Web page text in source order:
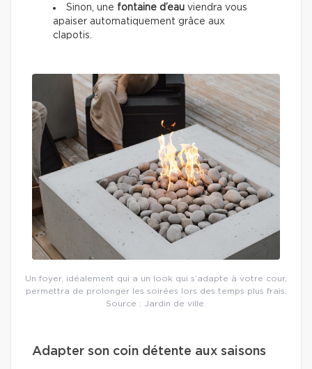
Sinon, une fontaine d’eau viendra vous
apaiser automatiquement grâce aux
clapotis.
Un foyer, idéalement qui a un look qui s’adapte à votre cour,
permettra de prolonger les soirées lors des temps plus frais.
Source : Jardin de ville.
Adapter son coin détente aux saisons